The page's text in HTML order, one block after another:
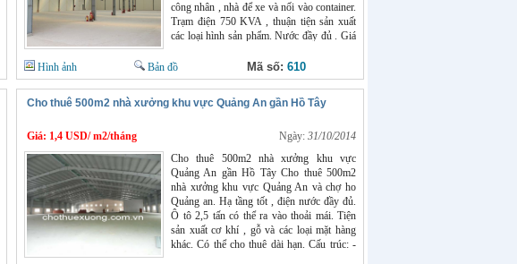
công nhân , nhà để xe và nối vào container.
Trạm điện 750 KVA , thuận tiện sản xuất
các loại hình sản phẩm. Nước đầy đủ . Giá
nhượng , giá thỏa thuận. Liên hệ : Mr
Chính : 0966398919
Hình ảnh Bản đồ Mã số: 610
Cho thuê 500m2 nhà xưởng khu vực Quảng An gần Hồ Tây
Giá: 1,4 USD/ m2/tháng Ngày: 31/10/2014
Cho thuê 500m2 nhà xưởng khu vực
Quảng An gần Hồ Tây Cho thuê 500m2
nhà xưởng khu vực Quảng An và chợ ho
Quảng an. Hạ tầng tốt , điện nước đầy đủ.
Ô tô 2,5 tấn có thể ra vào thoải mái. Tiện
sản xuất cơ khí , gỗ và các loại mặt hàng
khác. Có thể cho thuê dài hạn. Cấu trúc: -